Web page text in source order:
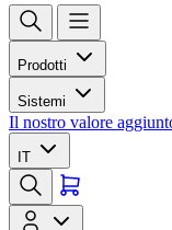
Prodotti
Sistemi
Il nostro valore
IT